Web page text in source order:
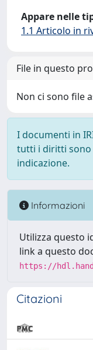
Appare nelle
1.1 Articolo in
File in questo
Non ci sono file
I documenti in
tutti i diritti sono
indicazione.
Informazioni
Utilizza questo
link a questo
https://
Citazioni